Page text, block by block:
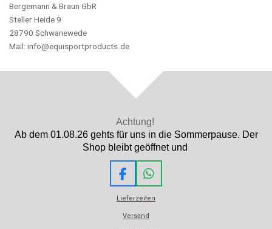
Bergemann & Braun GbR
Steller Heide 9
28790 Schwanewede
Mail: info@equisportproducts.de
Achtung!
Ab dem 01.08.26 gehts für uns in die Sommerpause. Der
Shop bleibt geöffnet und
F
a
c
e
W
h
a
t
Lieferzeiten
Versand